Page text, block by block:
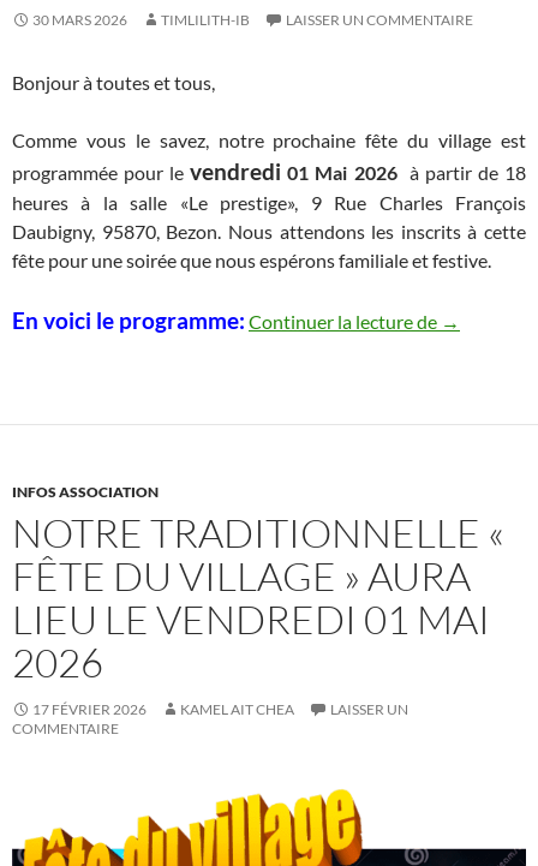
30 MARS 2026 TIMLILITH-IB LAISSER UN COMMENTAIRE
Bonjour à toutes et tous,
Comme vous le savez, notre prochaine fête du village est
programmée pour levendredi 01 Mai 2026 à partir de 18
heures à la salle «Le prestige», 9 Rue Charles François
Daubigny, 95870, Bezon. Nous attendons les inscrits à cette
fête pour une soirée que nous espérons familiale et festive.
En voici le programme: Continuer la lecture de →
INFOS ASSOCIATION
NOTRE TRADITIONNELLE «
FÊTE DU VILLAGE » AURA
LIEU LE VENDREDI 01 MAI
2026
17 FÉVRIER 2026 KAMEL AIT CHEA
LAISSER UN
COMMENTAIRE